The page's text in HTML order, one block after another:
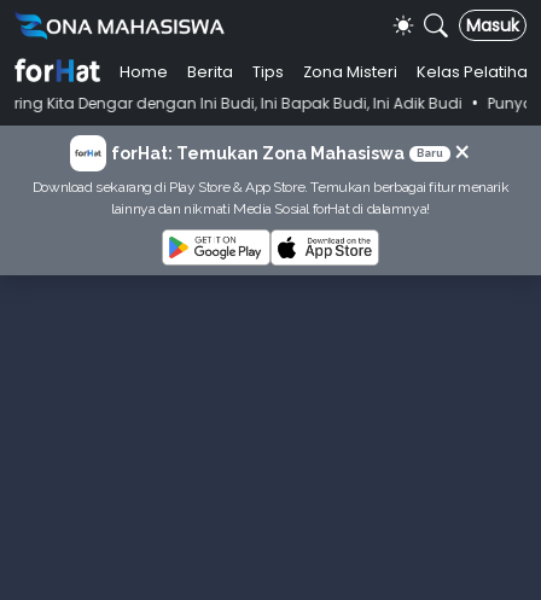
Masuk
Home Berita Tips Zona Misteri
Kelas Pelatihan
dengan Ini Budi, Ini Bapak Budi, Ini Adik Budi • Punya Tujuan
forHat: Temukan Zona Mahasiswa Baru ×
Download sekarang di Play Store & App Store. Temukan berbagai fitur menarik
lainnya dan nikmati Media Sosial forHat di dalamnya!